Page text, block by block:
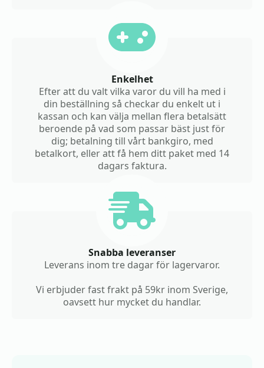
Enkelhet
Efter att du valt vilka varor du vill ha med i
din beställning så checkar du enkelt ut i
kassan och kan välja mellan flera betalsätt
beroende på vad som passar bäst just för
dig; betalning till vårt bankgiro, med
betalkort, eller att få hem ditt paket med 14
dagars faktura.
Snabba leveranser
Leverans inom tre dagar för lagervaror.
Vi erbjuder fast frakt på 59kr inom Sverige,
oavsett hur mycket du handlar.